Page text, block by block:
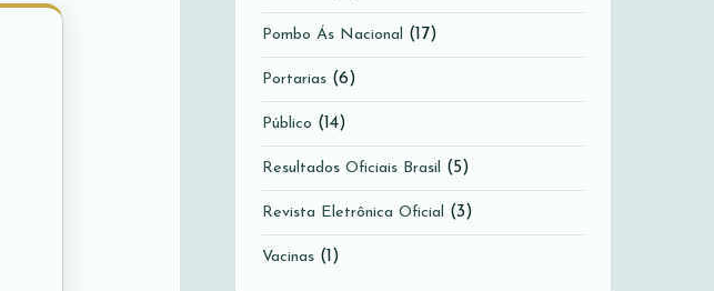
Pombo Ás Nacional (17)
Portarias (6)
Público (14)
Resultados Oficiais Brasil (5)
Revista Eletrônica Oficial (3)
Vacinas (1)